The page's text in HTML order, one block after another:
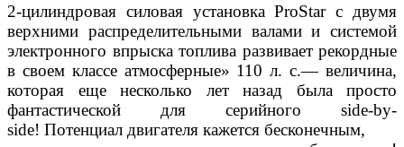
2-цилиндровая силовая установка ProStar с двумя
верхними распределительными валами и системой
электронного впрыска топлива развивает рекордные
в своем классе атмосферные» 110 л. с.— величина,
которая еще несколько лет назад была просто
фантастической для серийного side-by-
side! Потенциал двигателя кажется бесконечным,